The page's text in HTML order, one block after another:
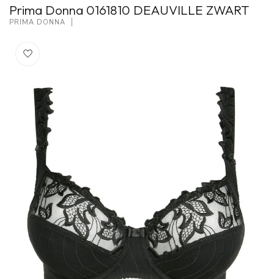
Prima Donna 0161810 DEAUVILLE ZWART
PRIMA DONNA